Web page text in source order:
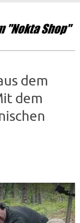
dem
dem